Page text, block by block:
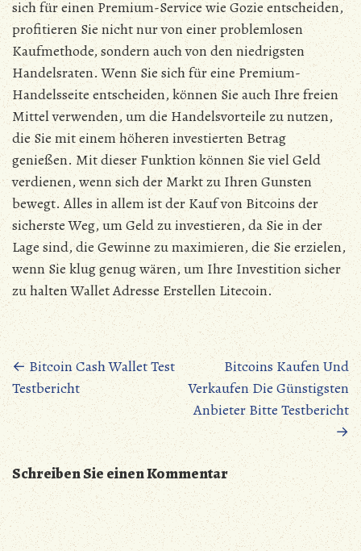
sich für einen Premium-Service wie Gozie entscheiden,
profitieren Sie nicht nur von einer problemlosen
Kaufmethode, sondern auch von den niedrigsten
Handelsraten. Wenn Sie sich für eine Premium-
Handelsseite entscheiden, können Sie auch Ihre freien
Mittel verwenden, um die Handelsvorteile zu nutzen,
die Sie mit einem höheren investierten Betrag
genießen. Mit dieser Funktion können Sie viel Geld
verdienen, wenn sich der Markt zu Ihren Gunsten
bewegt. Alles in allem ist der Kauf von Bitcoins der
sicherste Weg, um Geld zu investieren, da Sie in der
Lage sind, die Gewinne zu maximieren, die Sie erzielen,
wenn Sie klug genug wären, um Ihre Investition sicher
zu halten Wallet Adresse Erstellen Litecoin.
Posts
navigation
← Bitcoin Cash Wallet Test
Testbericht
Bitcoins Kaufen Und
Verkaufen Die Günstigsten
Anbieter Bitte Testbericht
→
Schreiben Sie einen Kommentar